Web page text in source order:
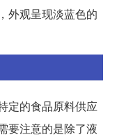
外观呈现淡蓝色的
定的食品原料供应
要注意的是除了液